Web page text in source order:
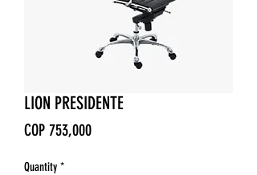
LION PRESIDENTE
COP 753,000Price
Quantity *